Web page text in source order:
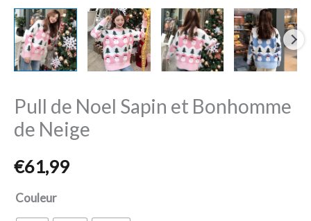
Pull de Noel Sapin et Bonhomme
de Neige
€61,99
Couleur